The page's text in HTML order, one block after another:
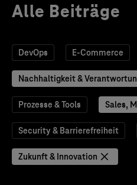
Alle Beiträge
DevOps E-Commerce
Nachhaltigkeit &
Prozesse & Tools Sales,
Security & Barrierefreiheit
Zukunft & Innovation